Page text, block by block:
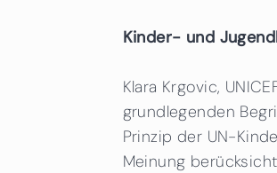
Kinder- und
Klara Krgovic,
grundlegenden
Prinzip der UN-
Meinung